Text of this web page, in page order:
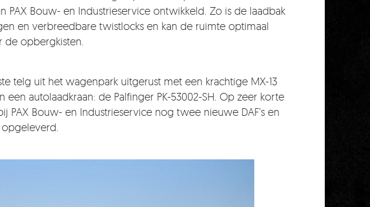
PAX Bouw- en Industrieservice ontwikkeld. Zo is de laadbak
en verbreedbare twistlocks en kan de ruimte optimaal
opbergkisten.
telg uit het wagenpark uitgerust met een krachtige MX-13
een autolaadkraan: de Palfinger PK-53002-SH. Op zeer korte
PAX Bouw- en Industrieservice nog twee nieuwe DAF’s en